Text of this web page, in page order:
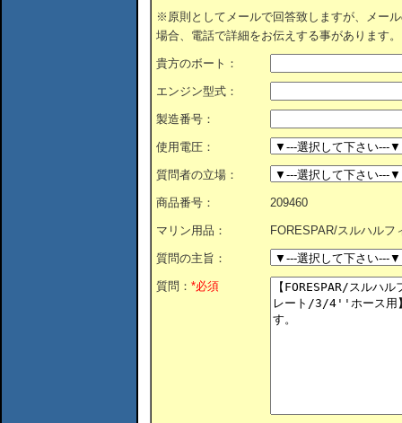
※原則としてメールで回答致しますが、メー
場合、電話で詳細をお伝えする事があります。
貴方のボート：
エンジン型式：
製造番号：
使用電圧：
質問者の立場：
商品番号： 209460
マリン用品： FORESPAR/スルハルフ
質問の主旨：
質問： *必須